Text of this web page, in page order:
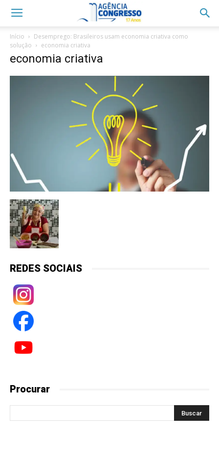
Início
Desemprego: Brasileiros usam economia criativa como
solução
economia criativa
economia criativa
REDES SOCIAIS
Procurar